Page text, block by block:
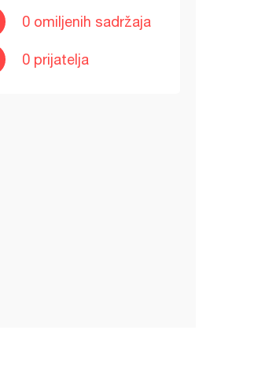
0 omiljenih sadržaja
0 prijatelja